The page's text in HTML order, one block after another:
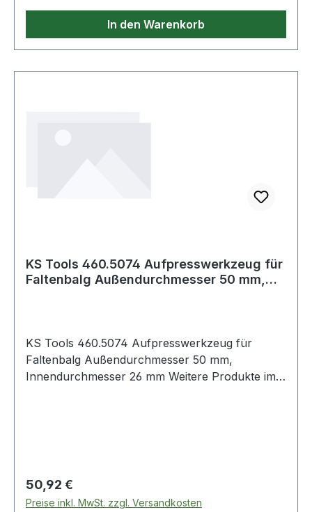
In den Warenkorb
KS Tools 460.5074 Aufpresswerkzeug für
Faltenbalg Außendurchmesser 50 mm,
KS Tools 460.5074 Aufpresswerkzeug für
Faltenbalg Außendurchmesser 50 mm,
Innendurchmesser 26 mm Weitere Produkte im
Regulärer Preis:
50,92 €
Preise inkl. MwSt. zzgl. Versandkosten